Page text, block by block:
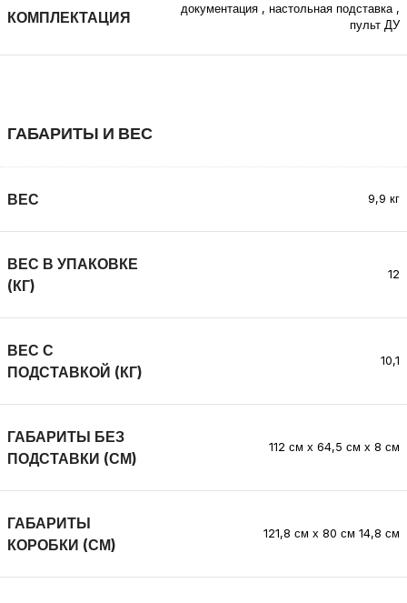
КОМПЛЕКТАЦИЯ документация , настольная подставка ,
пульт ДУ
ГАБАРИТЫ И ВЕС
ВЕС 9,9 кг
ВЕС В УПАКОВКЕ
(КГ)
12
ВЕС С
ПОДСТАВКОЙ (КГ)
10,1
ГАБАРИТЫ БЕЗ
ПОДСТАВКИ (СМ)
112 см х 64,5 см х 8 см
ГАБАРИТЫ
КОРОБКИ (СМ)
121,8 см х 80 см 14,8 см